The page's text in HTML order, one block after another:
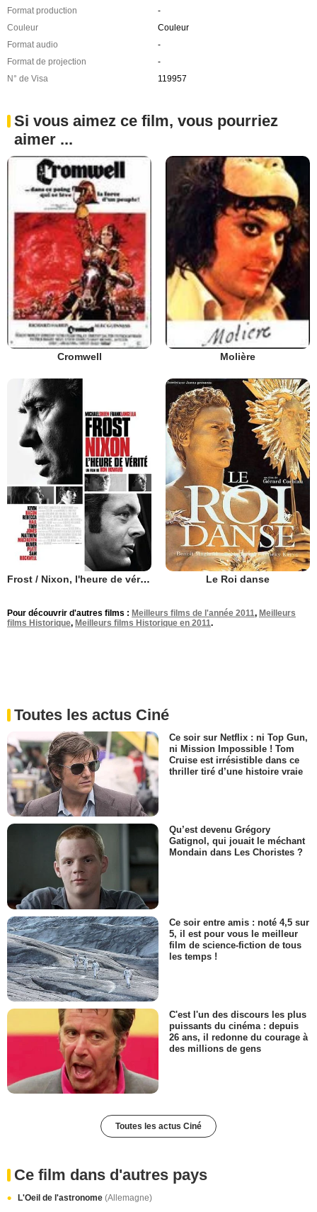
Format production
-
Couleur
Couleur
Format audio
-
Format de projection
-
N° de Visa
119957
Si vous aimez ce film, vous pourriez
aimer ...
Cromwell Molière
Frost / Nixon, l'heure de vérité Le Roi danse
Pour découvrir d'autres films : Meilleurs films de l'année 2011, Meilleurs
films Historique, Meilleurs films Historique en 2011.
Toutes les actus Ciné
Ce soir sur Netflix : ni Top Gun,
ni Mission Impossible ! Tom
Cruise est irrésistible dans ce
thriller tiré d’une histoire vraie
Qu’est devenu Grégory
Gatignol, qui jouait le méchant
Mondain dans Les Choristes ?
Ce soir entre amis : noté 4,5 sur
5, il est pour vous le meilleur
film de science-fiction de tous
les temps !
C'est l'un des discours les plus
puissants du cinéma : depuis
26 ans, il redonne du courage à
des millions de gens
Toutes les actus Ciné
Ce film dans d'autres pays
L'Oeil de l'astronome (Allemagne)